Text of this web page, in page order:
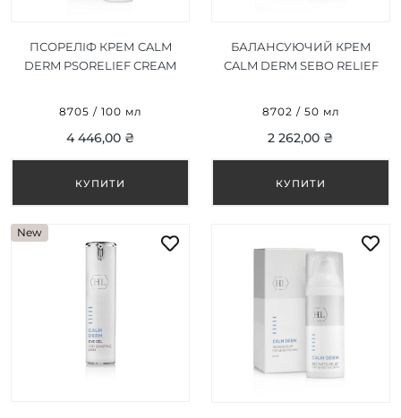
ПСОРЕЛІФ КРЕМ CALM
DERM PSORELIEF CREAM
8705 / 100 мл
4 446,00 ₴
БАЛАНСУЮЧИЙ КРЕМ
CALM DERM SEBO RELIEF
8702 / 50 мл
2 262,00 ₴
New